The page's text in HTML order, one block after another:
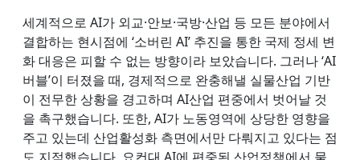
세계적으로 AI가 외교·안보·국방·산업 등 모든 분야에서
결합하는 현시점에 ‘소버린 AI’ 추진을 통한 국제 정세 변
화 대응은 피할 수 없는 방향이라 보았습니다. 그러나 ‘AI
버블’이 터졌을 때, 경제적으로 완충해낼 실물산업 기반
이 전무한 상황을 경고하며 AI산업 편중에서 벗어날 것
을 촉구했습니다. 또한, AI가 노동영역에 상당한 영향을
주고 있는데 산업활성화 측면에서만 다뤄지고 있다는 점